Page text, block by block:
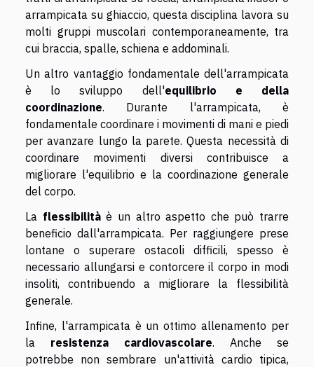
arrampicata su ghiaccio, questa disciplina lavora su
molti gruppi muscolari contemporaneamente, tra
cui braccia, spalle, schiena e addominali.
Un altro vantaggio fondamentale dell'arrampicata
è lo sviluppo dell'equilibrio e della
coordinazione. Durante l'arrampicata, è
fondamentale coordinare i movimenti di mani e piedi
per avanzare lungo la parete. Questa necessità di
coordinare movimenti diversi contribuisce a
migliorare l'equilibrio e la coordinazione generale
del corpo.
La flessibilitàè un altro aspetto che può trarre
beneficio dall'arrampicata. Per raggiungere prese
lontane o superare ostacoli difficili, spesso è
necessario allungarsi e contorcere il corpo in modi
insoliti, contribuendo a migliorare la flessibilità
generale.
Infine, l'arrampicata è un ottimo allenamento per
la resistenza cardiovascolare. Anche se
potrebbe non sembrare un'attività cardio tipica,